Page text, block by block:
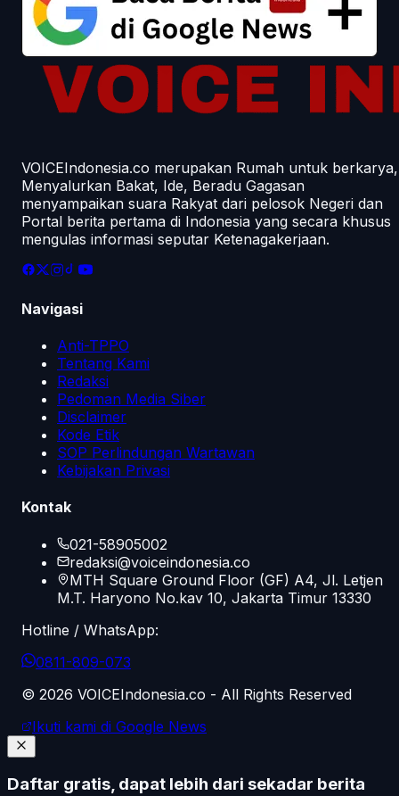
VOICEIndonesia.co merupakan Rumah untuk berkarya,
Menyalurkan Bakat, Ide, Beradu Gagasan
menyampaikan suara Rakyat dari pelosok Negeri dan
Portal berita pertama di Indonesia yang secara khusus
mengulas informasi seputar Ketenagakerjaan.
Navigasi
Anti-TPPO
Tentang Kami
Redaksi
Pedoman Media Siber
Disclaimer
Kode Etik
SOP Perlindungan Wartawan
Kebijakan Privasi
Kontak
021-58905002
redaksi@voiceindonesia.co
MTH Square Ground Floor (GF) A4, Jl. Letjen
M.T. Haryono No.kav 10, Jakarta Timur 13330
Hotline / WhatsApp:
0811-809-073
© 2026 VOICEIndonesia.co - All Rights Reserved
Ikuti kami di Google News
Daftar gratis, dapat lebih dari sekadar berita